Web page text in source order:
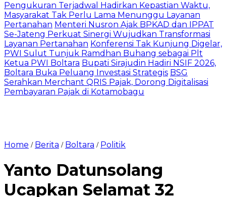
Pengukuran Terjadwal Hadirkan Kepastian Waktu,
Masyarakat Tak Perlu Lama Menunggu Layanan
Pertanahan Menteri Nusron Ajak BPKAD dan IPPAT
Se-Jateng Perkuat Sinergi Wujudkan Transformasi
Layanan Pertanahan ‎Konferensi Tak Kunjung Digelar,
PWI Sulut Tunjuk Ramdhan Buhang sebagai Plt
Ketua PWI Boltara Bupati Sirajudin Hadiri NSIF 2026,
Boltara Buka Peluang Investasi Strategis ‎BSG
Serahkan Merchant QRIS Pajak, Dorong Digitalisasi
Pembayaran Pajak di Kotamobagu
Home / Berita / Boltara / Politik
Yanto Datunsolang
Ucapkan Selamat 32